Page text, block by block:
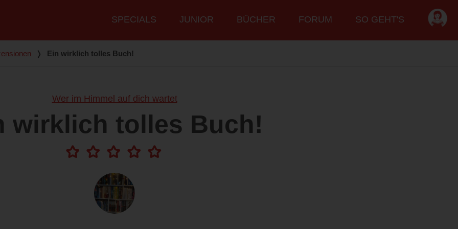
Hauptmenü
SPECIALS JUNIOR BÜCHER FORUM SO GEHT'S
❭ Ein wirklich tolles Buch!
Wer im Himmel auf dich wartet
wirklich tolles Buch!